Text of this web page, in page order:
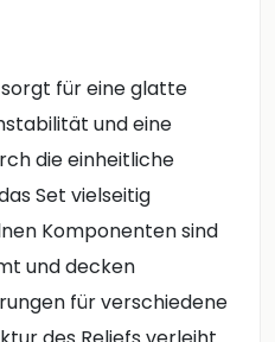
sorgt füreineglatte
undeine
dieeinheitliche
Set vielseitig
Komponentensind
unddecken
fürverschiedene